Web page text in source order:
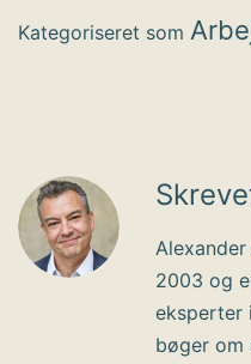
Kategoriseret som
2003 og
eksperter
bøger